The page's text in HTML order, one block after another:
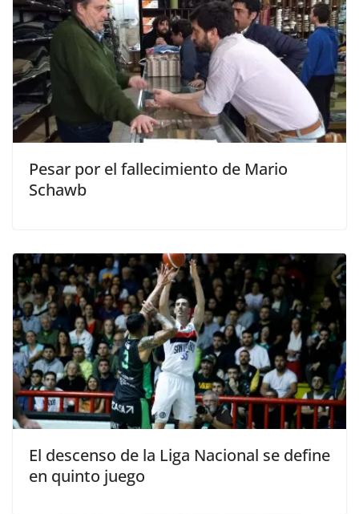
Pesar por el fallecimiento de Mario
Schawb
El descenso de la Liga Nacional se define
en quinto juego